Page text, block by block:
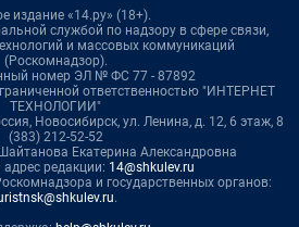
издание «14.ру» (18+).
службой по надзору в сфере связи,
и массовых коммуникаций
(Роскомнадзор).
номер ЭЛ № ФС 77 - 87892
ответственностью "ИНТЕРНЕТ
ТЕХНОЛОГИИ"
Новосибирск, ул. Ленина, д. 12, 6 этаж, 8
(383) 212-52-52
Екатерина Александровна
редакции: 14@shkulev.ru
и государственных органов:
.